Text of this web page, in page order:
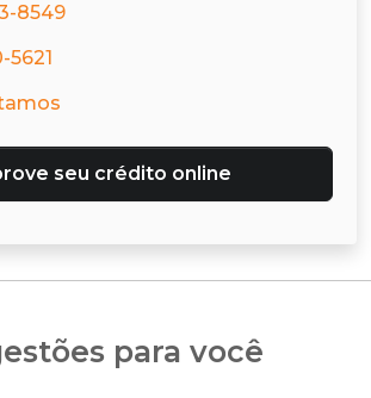
8549
seu crédito online
para você